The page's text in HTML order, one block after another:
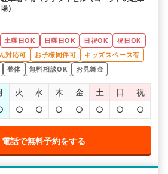
場）
土曜日OK 日曜日OK 日祝OK
祝日OK
対応可 お子様同伴可
キッズスペース有
整体 無料相談OK お見舞金
火 水 木 金 土 日
祝
○ ○ ○ ○ ○ ○ ○
電話で無料予約をする